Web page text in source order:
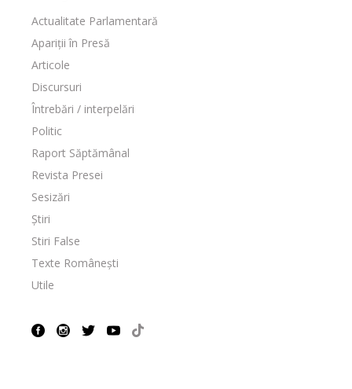
Actualitate Parlamentară
Apariții în Presă
Articole
Discursuri
Întrebări / interpelări
Politic
Raport Săptămânal
Revista Presei
Sesizări
Știri
Stiri False
Texte Românești
Utile